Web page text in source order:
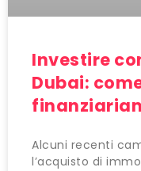
Investire
Dubai:
Alcuni recenti
l’acquisto di